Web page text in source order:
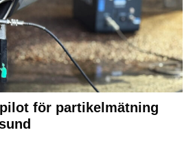
för partikelmätning